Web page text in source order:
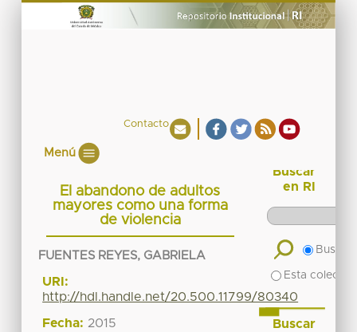
Contacto
Menú
El abandono de adultos
mayores como una forma
de violencia
FUENTES REYES, GABRIELA
URI:
http://hdl.handle.net/20.500.11799/80340
Fecha: 2015
Buscar
en RI
Buscar
Esta
Buscar